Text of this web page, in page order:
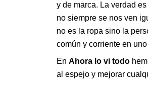
y de marca. La verdad
no siempre se nos ven
no es la ropa sino la
común y corriente en
En Ahora lo vi todo
al espejo y mejorar